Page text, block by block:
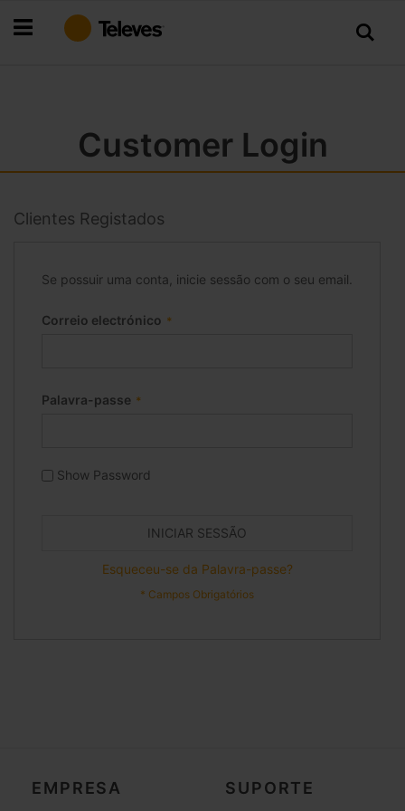
para
Customer Login
Clientes Registados
Se possuir uma conta, inicie sessão com o seu email.
Correio electrónico
Palavra-passe
Show Password
INICIAR SESSÃO
Esqueceu-se da Palavra-passe?
EMPRESA SUPORTE